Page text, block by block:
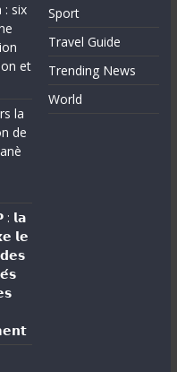
: six
et
la
de
𝗹𝗮
𝗹𝗲
Sport
Travel Guide
Trending News
World